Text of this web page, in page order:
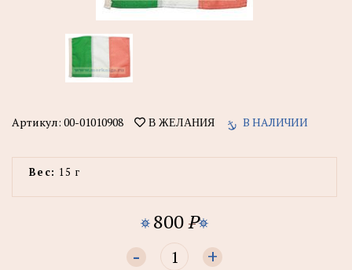
Артикул: 00-01010908 В ЖЕЛАНИЯ В НАЛИЧИИ
Вес: 15 г
800P
- +